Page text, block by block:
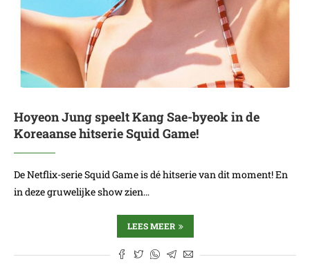
Hoyeon Jung speelt Kang Sae-byeok in de
Koreaanse hitserie Squid Game!
De Netflix-serie Squid Game is dé hitserie van dit moment! En
in deze gruwelijke show zien…
LEES MEER